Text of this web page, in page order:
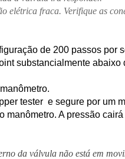
elétrica fraca. Verifique as
de 200 passos por
substancialmente
tester e segure por um
A pressão
da válvula não está em